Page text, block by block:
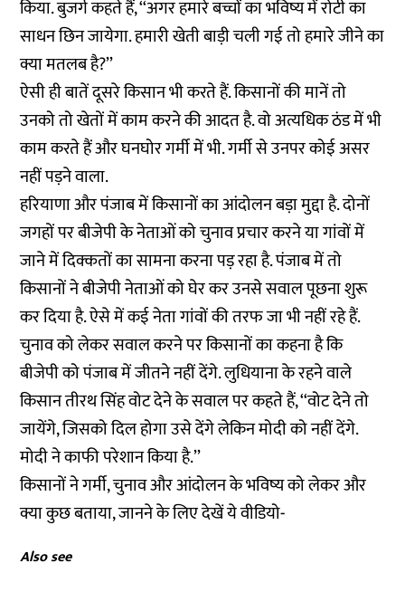
किया. बुजर्ग कहते हैं, ‘‘अगर हमारे बच्चों का भविष्य में रोटी का
साधन छिन जायेगा. हमारी खेती बाड़ी चली गई तो हमारे जीने का
क्या मतलब है?’’
ऐसी ही बातें दूसरे किसान भी करते हैं. किसानों की मानें तो
उनको तो खेतों में काम करने की आदत है. वो अत्यधिक ठंड में भी
काम करते हैं और घनघोर गर्मी में भी. गर्मी से उनपर कोई असर
नहीं पड़ने वाला.
हरियाणा और पंजाब में किसानों का आंदोलन बड़ा मुद्दा है. दोनों
जगहों पर बीजेपी के नेताओं को चुनाव प्रचार करने या गांवों में
जाने में दिक्कतों का सामना करना पड़ रहा है. पंजाब में तो
किसानों ने बीजेपी नेताओं को घेर कर उनसे सवाल पूछना शुरू
कर दिया है. ऐसे में कई नेता गांवों की तरफ जा भी नहीं रहे हैं.
चुनाव को लेकर सवाल करने पर किसानों का कहना है कि
बीजेपी को पंजाब में जीतने नहीं देंगे. लुधियाना के रहने वाले
किसान तीरथ सिंह वोट देने के सवाल पर कहते हैं, ‘‘वोट देने तो
जायेंगे, जिसको दिल होगा उसे देंगे लेकिन मोदी को नहीं देंगे.
मोदी ने काफी परेशान किया है.’’
किसानों ने गर्मी, चुनाव और आंदोलन के भविष्य को लेकर और
क्या कुछ बताया, जानने के लिए देखें ये वीडियो-
Also see